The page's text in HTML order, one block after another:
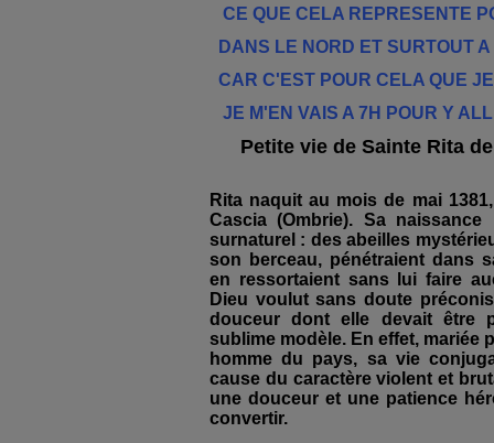
CE QUE CELA REPRESENTE
DANS LE NORD ET SURTOUT
CAR C'EST POUR CELA QUE
JE M'EN VAIS A 7H POUR Y
Petite vie de Sainte Rita
Rita naquit au mois de mai
Cascia (Ombrie). Sa
surnaturel : des abeilles
son berceau, pénétraient dans
en ressortaient sans lui faire
Dieu voulut sans doute
douceur dont elle devait être
sublime modèle. En effet, mariée
homme du pays, sa vie
cause du caractère violent et
une douceur et une patience
convertir.